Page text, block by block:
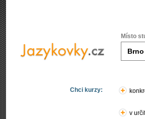
Místo
Chci kurzy:
v